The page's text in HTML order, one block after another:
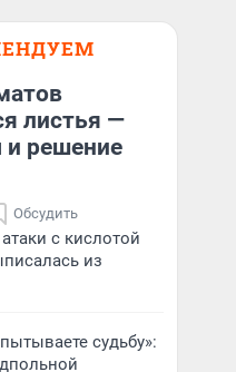
листья —
и решение
Обсудить
с кислотой
из
судьбу»: